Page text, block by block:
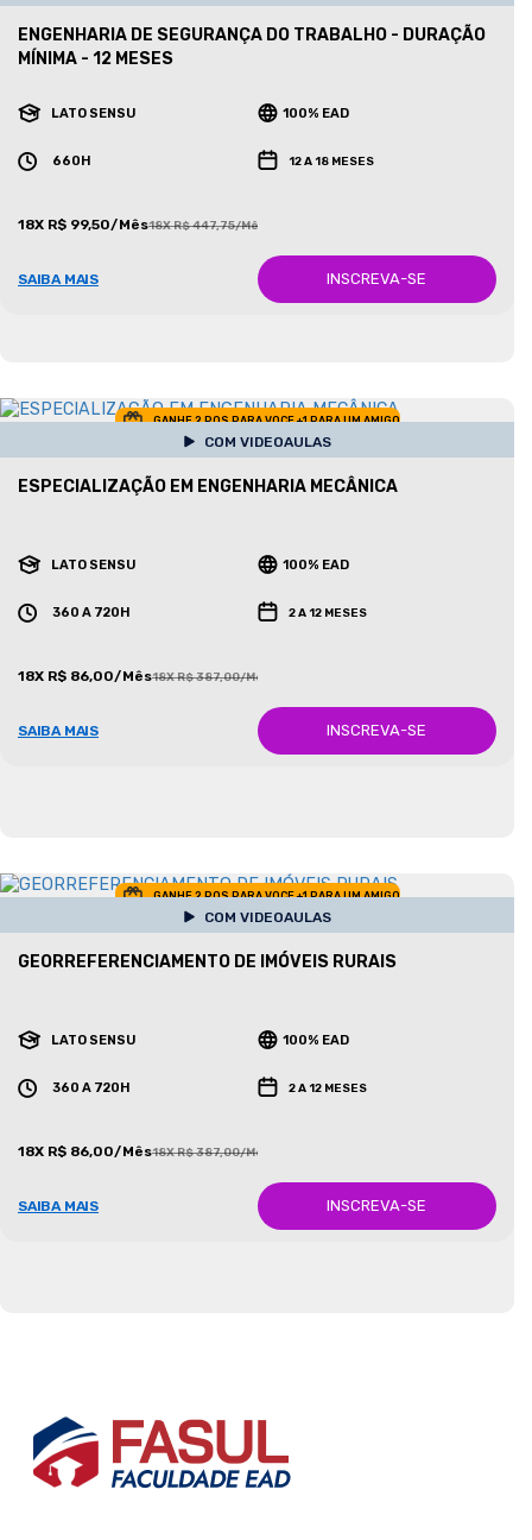
ENGENHARIA DE SEGURANÇA DO TRABALHO - DURAÇÃO
MÍNIMA - 12 MESES
LATO SENSU 100% EAD
660H 12 A 18 MESES
18X R$ 99,50/Mês18X R$ 447,75/Mês
SAIBA MAIS INSCREVA-SE
GANHE 2 POS PARA VOCE +1 PARA UM AMIGO
COM VIDEOAULAS
ESPECIALIZAÇÃO EM ENGENHARIA MECÂNICA
LATO SENSU 100% EAD
360 A 720H 2 A 12 MESES
18X R$ 86,00/Mês18X R$ 387,00/Mês
SAIBA MAIS INSCREVA-SE
GANHE 2 POS PARA VOCE +1 PARA UM AMIGO
COM VIDEOAULAS
GEORREFERENCIAMENTO DE IMÓVEIS RURAIS
LATO SENSU 100% EAD
360 A 720H 2 A 12 MESES
18X R$ 86,00/Mês18X R$ 387,00/Mês
SAIBA MAIS INSCREVA-SE